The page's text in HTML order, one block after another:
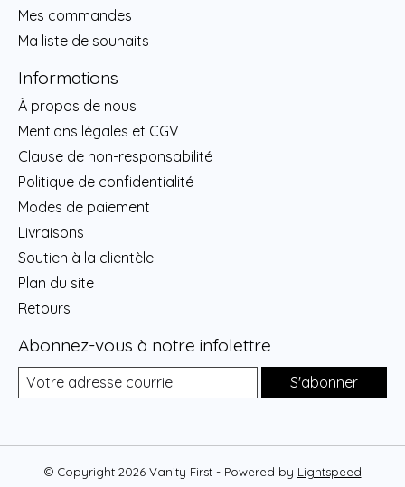
Mes commandes
Ma liste de souhaits
Informations
À propos de nous
Mentions légales et CGV
Clause de non-responsabilité
Politique de confidentialité
Modes de paiement
Livraisons
Soutien à la clientèle
Plan du site
Retours
Abonnez-vous à notre infolettre
S'abonner
© Copyright 2026 Vanity First - Powered by Lightspeed